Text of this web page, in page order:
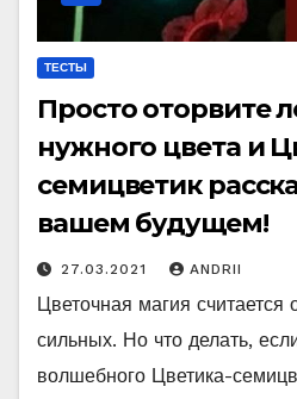
ТЕСТЫ
Просто оторвите
нужного цвета и
семицветик
вашем будущем!
27.03.2021 ANDRII
Цветочная магия
сильных. Но что делать,
волшебного Цветика-